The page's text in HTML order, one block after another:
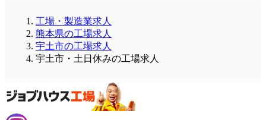
工場・製造業求人
熊本県の工場求人
宇土市の工場求人
宇土市・土日休みの工場求人